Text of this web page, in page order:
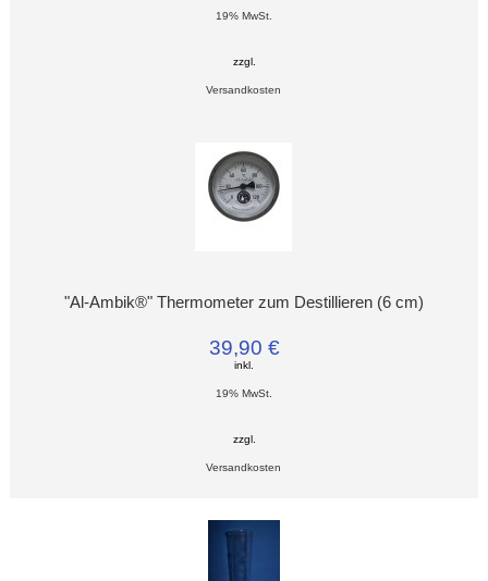
19% MwSt.
zzgl.
Versandkosten
"Al-Ambik®" Thermometer zum Destillieren (6 cm)
39,90 €
inkl.
19% MwSt.
zzgl.
Versandkosten